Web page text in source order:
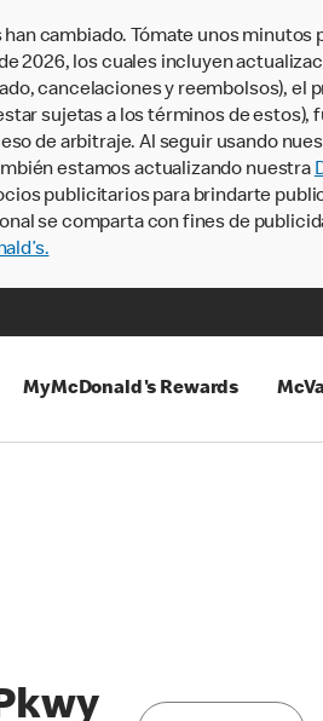
cambiado. Tómate unos minutos
2026, los cuales incluyen
cancelaciones y reembolsos), el
sujetas a los términos de
de arbitraje. Al seguir usando
estamos actualizando nuestra
publicitarios para brindarte
se comparta con fines de
MyMcDonald's Rewards